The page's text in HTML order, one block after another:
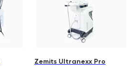
Zemits Ultranexx Pro